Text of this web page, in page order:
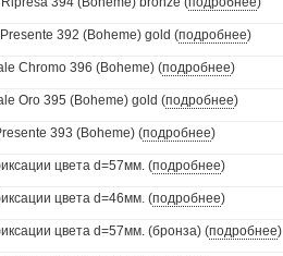
392 (Boheme) gold (подробнее)
Chromo 396 (Boheme) (подробнее)
Oro 395 (Boheme) gold (подробнее)
393 (Boheme) (подробнее)
цвета d=57мм. (подробнее)
цвета d=46мм. (подробнее)
цвета d=57мм. (бронза) (подробнее)